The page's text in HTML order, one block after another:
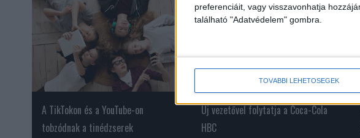
preferenciáit, vagy visszavonhatja
található "Adatvédelem" gombra.
TOVÁBBI LEHETŐSÉGEK
A TikTokon és a YouTube-on
tobzódnak a tinédzserek
Új vezetővel folytatja a Coca-Cola
HBC